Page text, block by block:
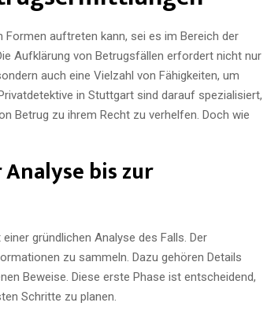
auftreten kann, sei es im Bereich der
Aufklärung von Betrugsfällen erfordert nicht nur
auch eine Vielzahl von Fähigkeiten, um
in Stuttgart sind darauf spezialisiert,
Betrug zu ihrem Recht zu verhelfen. Doch wie
bis zur
gründlichen Analyse des Falls. Der
zu sammeln. Dazu gehören Details
Beweise. Diese erste Phase ist entscheidend,
Schritte zu planen.